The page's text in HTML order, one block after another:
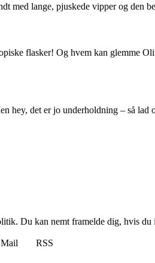
med lange, pjuskede vipper og den
flasker! Og hvem kan glemme
hey, det er jo underholdning – så
Du kan nemt framelde dig, hvis
Mail
RSS